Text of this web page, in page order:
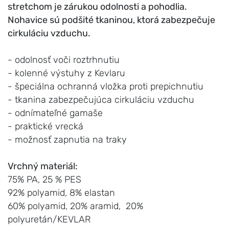
stretchom je zárukou odolnosti a pohodlia.
Nohavice sú podšité tkaninou, ktorá zabezpečuje
cirkuláciu vzduchu.
- odolnosť voči roztrhnutiu
- kolenné výstuhy z Kevlaru
- špeciálna ochranná vložka proti prepichnutiu
- tkanina zabezpečujúca cirkuláciu vzduchu
- odnímateľné gamaše
- praktické vrecká
- možnosť zapnutia na traky
Vrchný materiál:
75% PA, 25 % PES
92% polyamid, 8% elastan
60% polyamid, 20% aramid, 20%
polyuretán/KEVLAR